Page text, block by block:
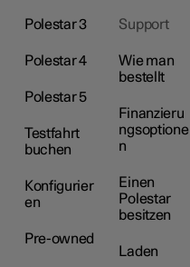
Polestar 3
Polestar 4
Polestar 5
Testfahrt
buchen
Konfigurier
en
Pre-owned
Support
Wie man
bestellt
Finanzieru
ngsoptione
n
Einen
Polestar
besitzen
Laden